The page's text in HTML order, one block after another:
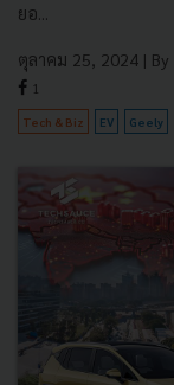
ยอ...
ตุลาคม 25, 2024 | By
1
Tech & Biz EV Geely